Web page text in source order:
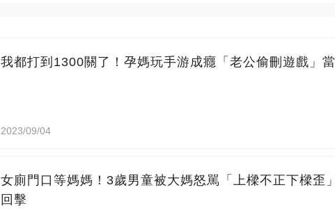
我都打到1300關了！孕媽玩手游成癮「老公偷刪遊戲」
2023/09/04
女廁門口等媽媽！3歲男童被大媽怒駡「上樑不正下樑歪
回擊